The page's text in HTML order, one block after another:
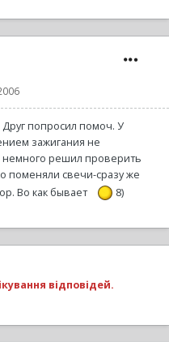
попросил помоч. У
зажигания не
немного решил проверить
поменяли свечи-сразу же
Во как бывает
8)
відповідей.